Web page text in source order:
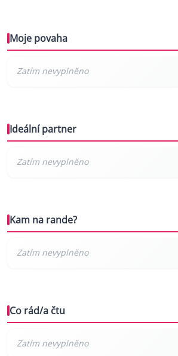
Moje povaha
Ideální partner
Kam na rande?
Co rád/a čtu